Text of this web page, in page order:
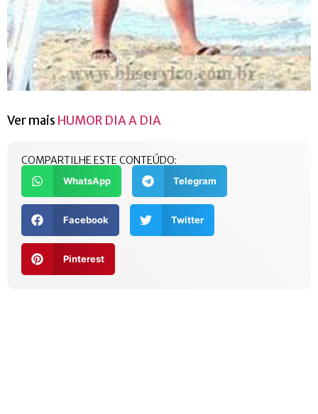
Ver mais HUMOR DIA A DIA
COMPARTILHE ESTE CONTEÚDO:
WhatsApp Telegram
Facebook Twitter
Pinterest